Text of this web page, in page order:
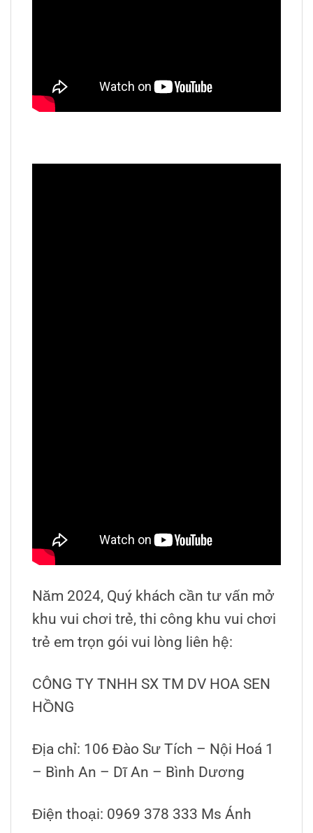
Năm 2024, Quý khách cần tư vấn mở
khu vui chơi trẻ, thi công khu vui chơi
trẻ em trọn gói vui lòng liên hệ:
CÔNG TY TNHH SX TM DV HOA SEN
HỒNG
Địa chỉ: 106 Đào Sư Tích – Nội Hoá 1
– Bình An – Dĩ An – Bình Dương
Điện thoại: 0969 378 333 Ms Ánh